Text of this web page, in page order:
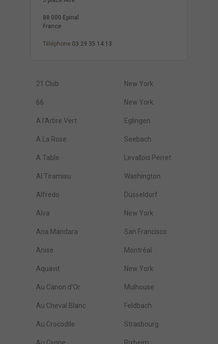
88 000 Epinal
France
Téléphone 03 29 35 14 13
21 Club New York
66 New York
A l'Arbre Vert Eglingen
A La Rose Seebach
A Table Levallois Perret
Al Tiramisu Washington
Alfredo Düsseldorf
Alva New York
Ana Mandara San Francisco
Anise Montréal
Aquavit New York
Au Canon d'Or Mulhouse
Au Cheval Blanc Feldbach
Au Crocodile Strasbourg